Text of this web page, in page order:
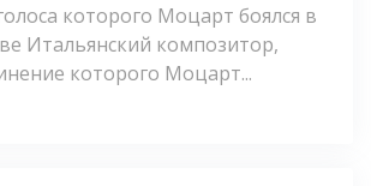
которого Моцарт боялся в
Итальянский композитор,
которого Моцарт...